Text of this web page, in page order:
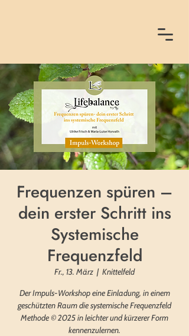
Frequenzen spüren –
dein erster Schritt ins
Systemische
Frequenzfeld
Fr., 13. März
  |
Knittelfeld
Der Impuls-Workshop eine Einladung, in einem
geschützten Raum die systemische Frequenzfeld
Methode © 2025 in leichter und kürzerer Form
kennenzulernen.